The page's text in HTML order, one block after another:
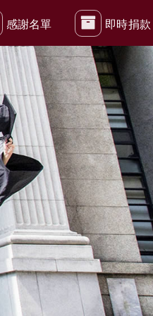
感謝名單 即時捐款
感謝:師大人捐贈